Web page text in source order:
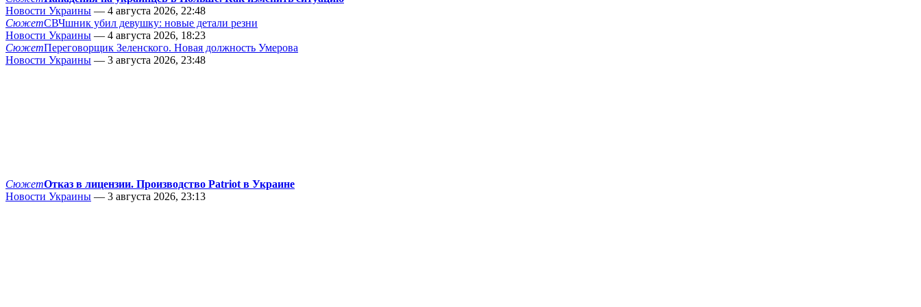
Новости Украины — 4 августа 2026, 22:48
СюжетСВЧшник убил девушку: новые детали резни
Новости Украины — 4 августа 2026, 18:23
СюжетПереговорщик Зеленского. Новая должность Умерова
Новости Украины — 3 августа 2026, 23:48
СюжетОтказ в лицензии. Производство Patriot в Украине
Новости Украины — 3 августа 2026, 23:13